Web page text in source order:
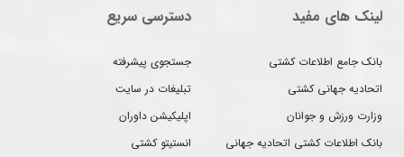
لینک های مفید
بانک جامع اطلاعات کشتی
اتحادیه جهانی کشتی
وزارت ورزش و جوانان
بانک اطلاعات کشتی اتحادیه جهانی
دسترسی سریع
جستجوی پیشرفته
تبلیغات در سایت
اپلیکیشن داوران
انستیتو کشتی